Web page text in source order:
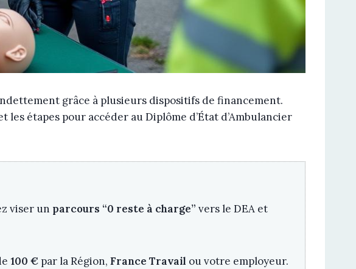
grâce à plusieurs dispositifs de financement.
étapes pour accéder au Diplôme d’État d’Ambulancier
viser un parcours “0 reste à charge” vers le DEA et
100 € par la Région, France Travail ou votre employeur.